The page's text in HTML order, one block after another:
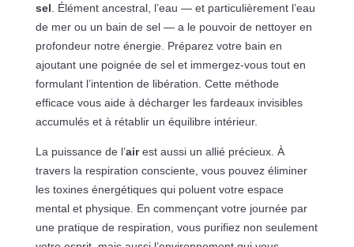
sel . Élément ancestral, l’eau — et particulièrement l’eau
de mer ou un bain de sel — a le pouvoir de nettoyer en
profondeur notre énergie. Préparez votre bain en
ajoutant une poignée de sel et immergez-vous tout en
formulant l’intention de libération. Cette méthode
efficace vous aide à décharger les fardeaux invisibles
accumulés et à rétablir un équilibre intérieur.
La puissance de l’airest aussi un allié précieux. À
travers la respiration consciente, vous pouvez éliminer
les toxines énergétiques qui poluent votre espace
mental et physique. En commençant votre journée par
une pratique de respiration, vous purifiez non seulement